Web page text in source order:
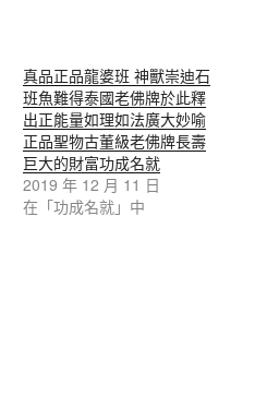
真品正品龍婆班 神獸崇迪石
班魚難得泰國老佛牌於此釋
出正能量如理如法廣大妙喻
正品聖物古董級老佛牌長壽
巨大的財富功成名就
2019 年 12 月 11 日
在「功成名就」中